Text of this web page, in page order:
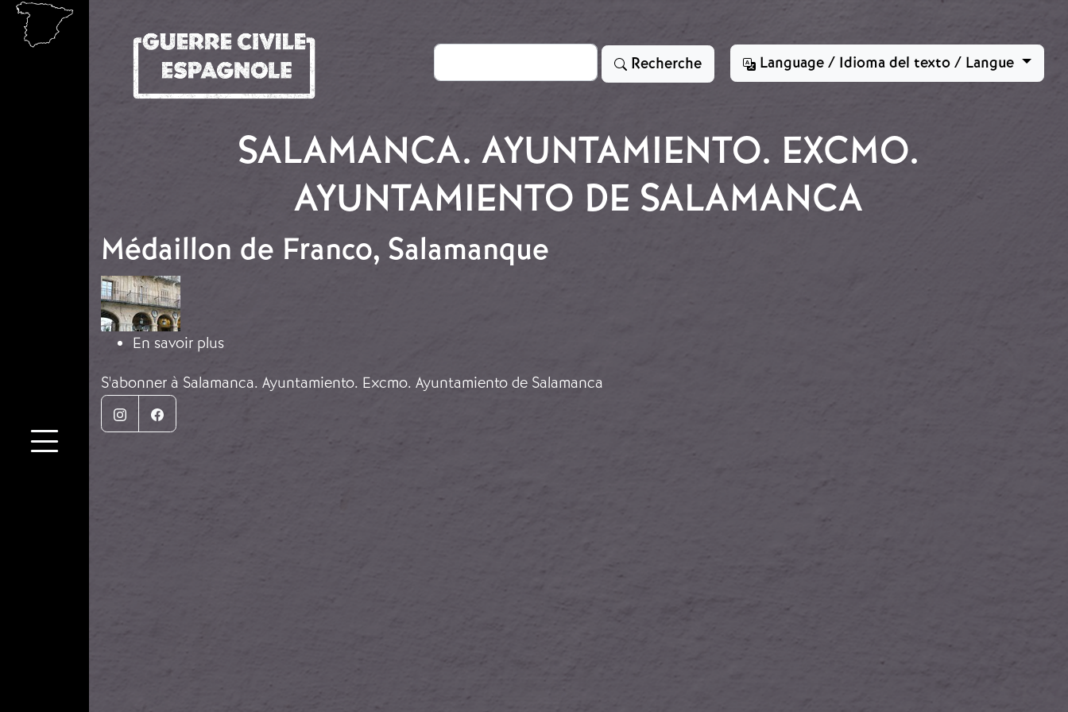
Aller au contenu principal
Rechercher Recherche Language / Idioma del texto / Langue
SALAMANCA. AYUNTAMIENTO. EXCMO.
AYUNTAMIENTO DE SALAMANCA
Médaillon de Franco, Salamanque
Image
En savoir plussur Médaillon de Franco, Salamanque
S'abonner à Salamanca. Ayuntamiento. Excmo. Ayuntamiento de Salamanca
InstagramFacebook